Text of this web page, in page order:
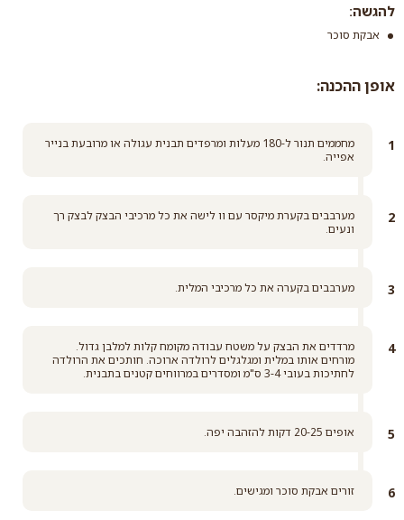
להגשה:
אבקת סוכר
אופן ההכנה:
מחממים תנור ל-180 מעלות ומרפדים תבנית עגולה או מרובעת בנייר
אפייה.
מערבבים בקערת מיקסר עם וו לישה את כל מרכיבי הבצק לבצק רך
ונעים.
מערבבים בקערה את כל מרכיבי המלית.
מרדדים את הבצק על משטח עבודה מקומח קלות למלבן גדול.
מורחים אותו במלית ומגלגלים לרולדה ארוכה. חותכים את הרולדה
לחתיכות בעובי 3-4 ס"מ ומסדרים במרווחים קטנים בתבנית.
אופים 20-25 דקות להזהבה יפה.
זורים אבקת סוכר ומגישים.